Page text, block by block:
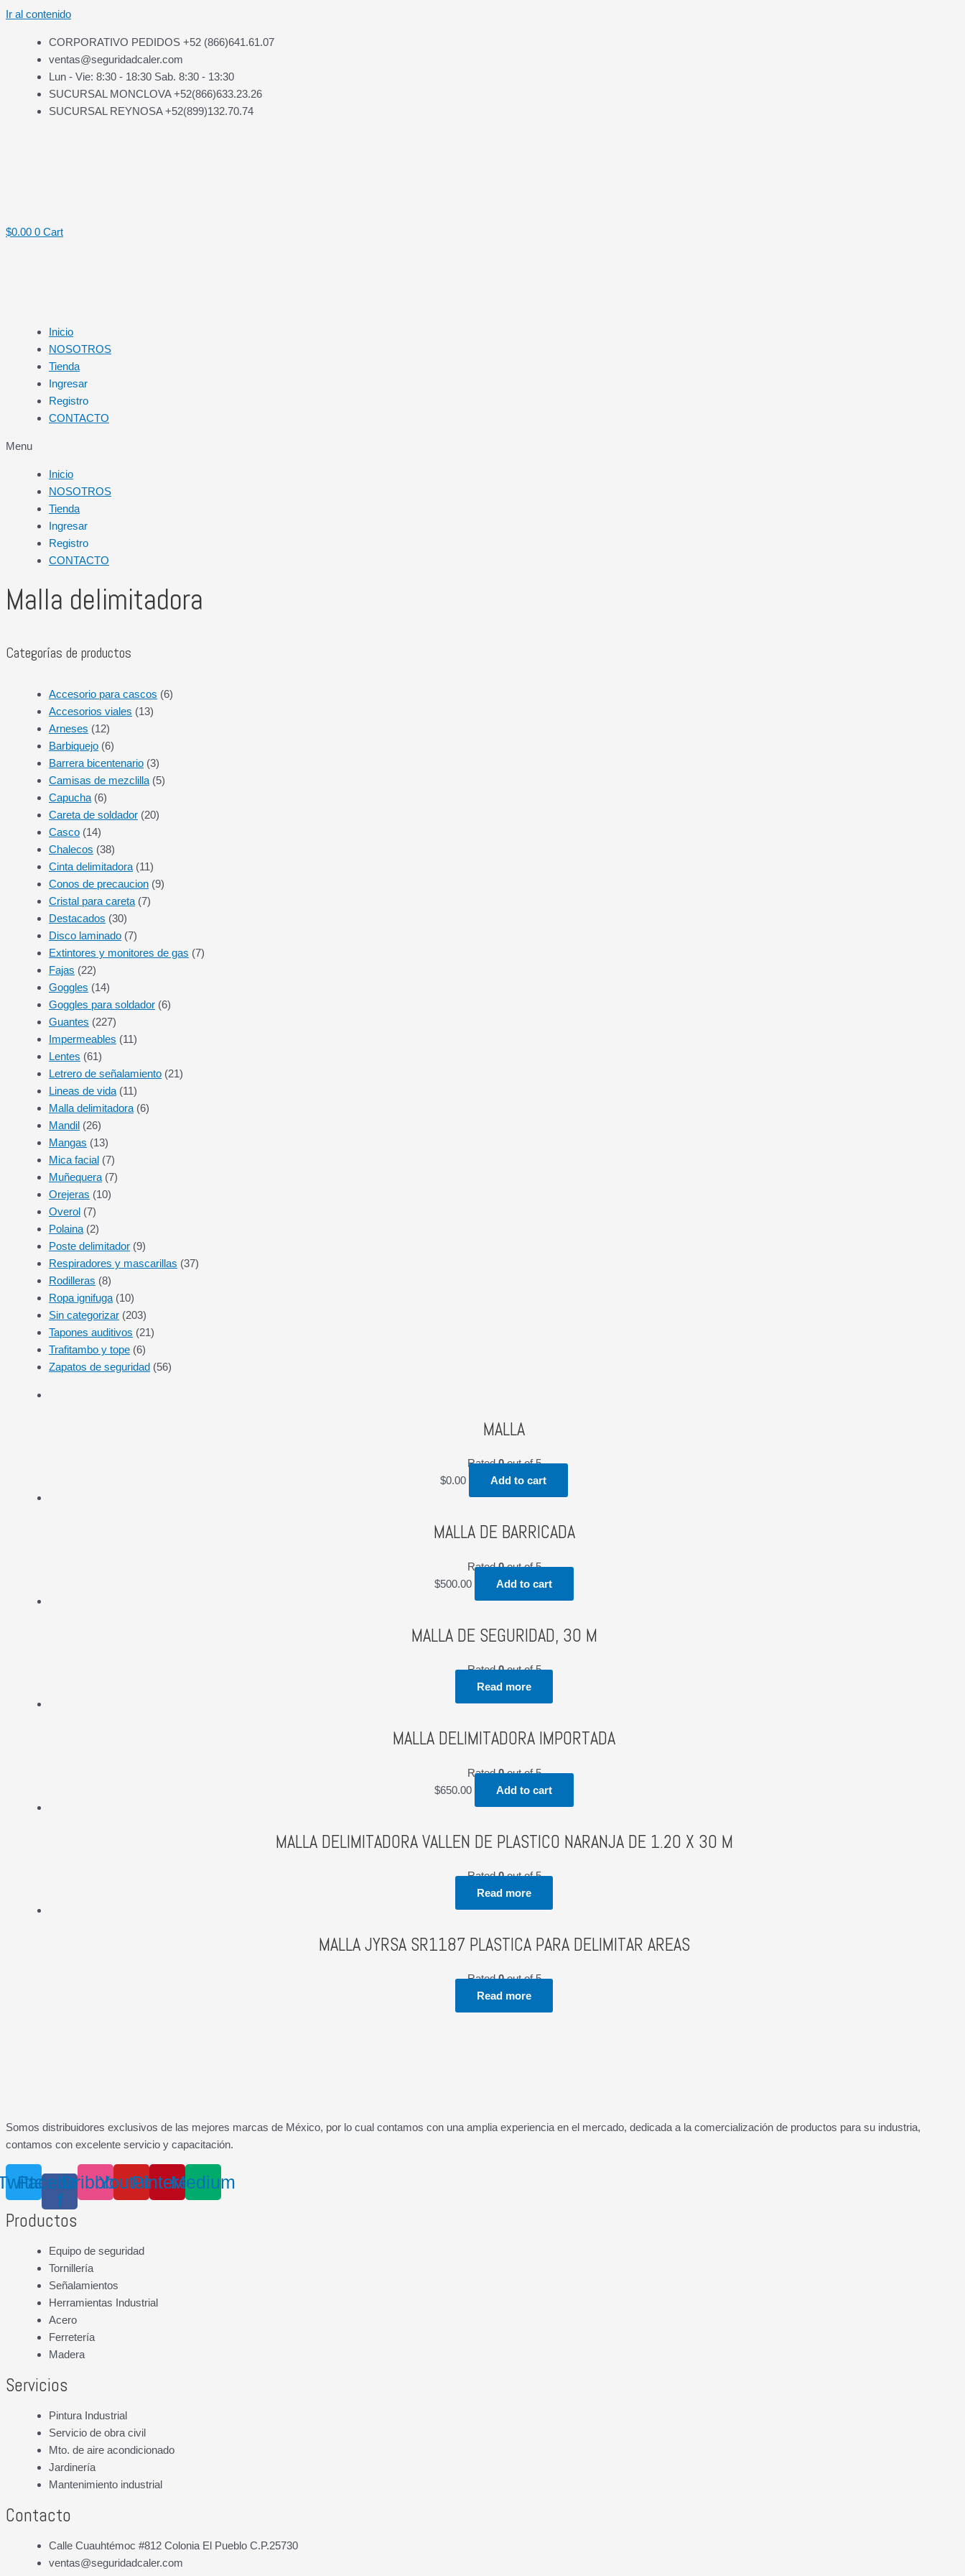
Ir al contenido
CORPORATIVO PEDIDOS +52 (866)641.61.07
ventas@seguridadcaler.com
Lun - Vie: 8:30 - 18:30 Sab. 8:30 - 13:30
SUCURSAL MONCLOVA +52(866)633.23.26
SUCURSAL REYNOSA +52(899)132.70.74
$0.00 0 Cart
Inicio
NOSOTROS
Tienda
Ingresar
Registro
CONTACTO
Menu
Inicio
NOSOTROS
Tienda
Ingresar
Registro
CONTACTO
Malla delimitadora
Categorías de productos
Accesorio para cascos (6)
Accesorios viales (13)
Arneses (12)
Barbiquejo (6)
Barrera bicentenario (3)
Camisas de mezclilla (5)
Capucha (6)
Careta de soldador (20)
Casco (14)
Chalecos (38)
Cinta delimitadora (11)
Conos de precaucion (9)
Cristal para careta (7)
Destacados (30)
Disco laminado (7)
Extintores y monitores de gas (7)
Fajas (22)
Goggles (14)
Goggles para soldador (6)
Guantes (227)
Impermeables (11)
Lentes (61)
Letrero de señalamiento (21)
Lineas de vida (11)
Malla delimitadora (6)
Mandil (26)
Mangas (13)
Mica facial (7)
Muñequera (7)
Orejeras (10)
Overol (7)
Polaina (2)
Poste delimitador (9)
Respiradores y mascarillas (37)
Rodilleras (8)
Ropa ignifuga (10)
Sin categorizar (203)
Tapones auditivos (21)
Trafitambo y tope (6)
Zapatos de seguridad (56)
MALLA
Rated0out of 5
$0.00 Add to cart
MALLA DE BARRICADA
Rated0out of 5
$500.00 Add to cart
MALLA DE SEGURIDAD, 30 M
Rated0out of 5
Read more
MALLA DELIMITADORA IMPORTADA
Rated0out of 5
$650.00 Add to cart
MALLA DELIMITADORA VALLEN DE PLASTICO NARANJA DE 1.20 X 30 M
Rated0out of 5
Read more
MALLA JYRSA SR1187 PLASTICA PARA DELIMITAR AREAS
Rated0out of 5
Read more
Somos distribuidores exclusivos de las mejores marcas de México, por lo cual contamos con una amplia experiencia en el mercado, dedicada a la comercialización de productos para su industria,
contamos con excelente servicio y capacitación.
Facebook-
f
DribbbleYoutubePinterestMedium
Productos
Equipo de seguridad
Tornillería
Señalamientos
Herramientas Industrial
Acero
Ferretería
Madera
Servicios
Pintura Industrial
Servicio de obra civil
Mto. de aire acondicionado
Jardinería
Mantenimiento industrial
Contacto
Calle Cuauhtémoc #812 Colonia El Pueblo C.P.25730
ventas@seguridadcaler.com